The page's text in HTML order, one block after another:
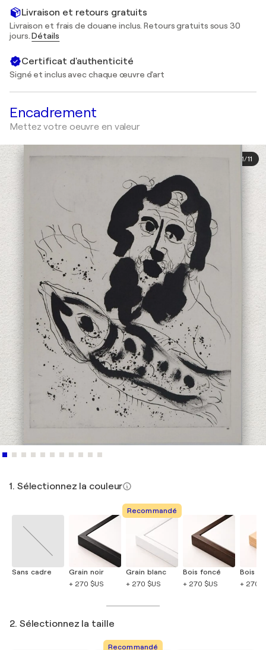
Livraison et retours gratuits
Livraison et frais de douane inclus. Retours gratuits sous 30
jours.Détails
Certificat d'authenticité
Signé et inclus avec chaque œuvre d'art
Encadrement
Mettez votre oeuvre en valeur
1/11
1. Sélectionnez la couleur
Sans cadre
Grain noir
+ 270 $US
Recommandé
Grain blanc
+ 270 $US
Bois foncé
+ 270 $US
Bois
+ 270
2. Sélectionnez la taille
Recommandé